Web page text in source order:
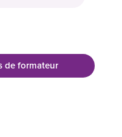
de formateur